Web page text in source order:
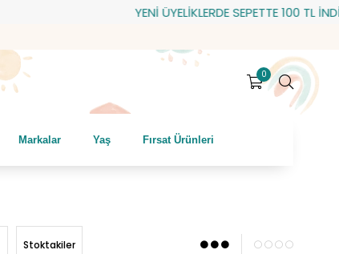
YENİ ÜYELİKLERDE SEPETTE 100 TL İNDİRİM!
0
Markalar Yaş Fırsat Ürünleri
Stoktakiler